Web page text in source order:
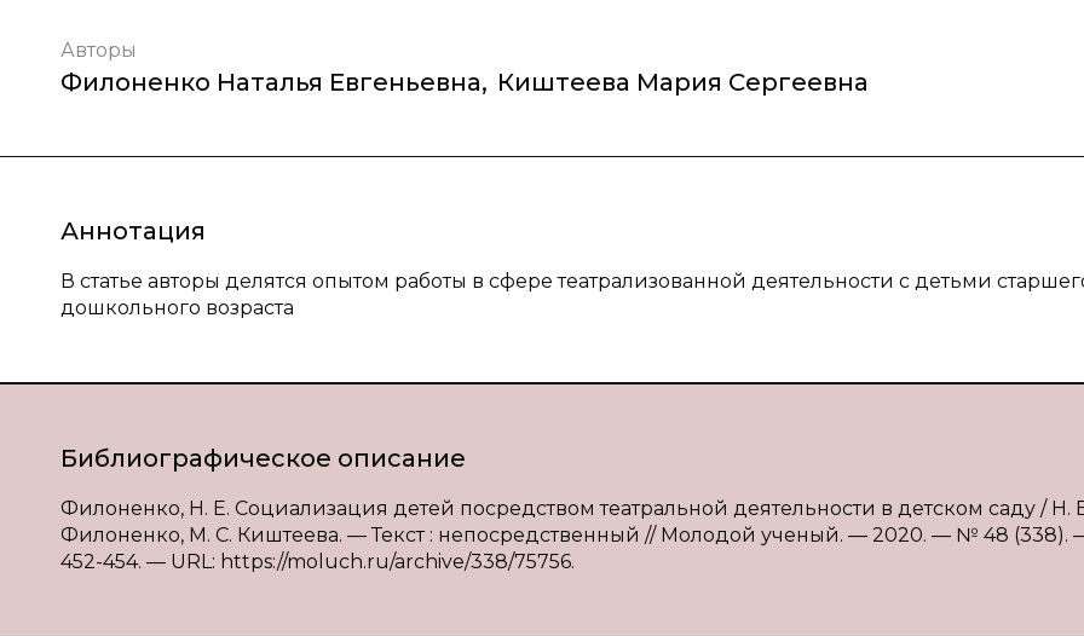
Авторы
Филоненко Наталья Евгеньевна, Киштеева Мария Сергеевна
Аннотация
В статье авторы делятся опытом работы в сфере театрализованной деятельности с детьми
дошкольного возраста
Библиографическое описание
Филоненко, Н. Е. Социализация детей посредством театральной деятельности в детском саду / Н.
Филоненко, М. С. Киштеева. — Текст : непосредственный // Молодой ученый. — 2020. — № 48 (338).
452-454. — URL: https://moluch.ru/archive/338/75756.